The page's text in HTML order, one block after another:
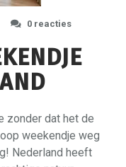
0 reacties
zonder dat het de
weekendje weg
Nederland heeft